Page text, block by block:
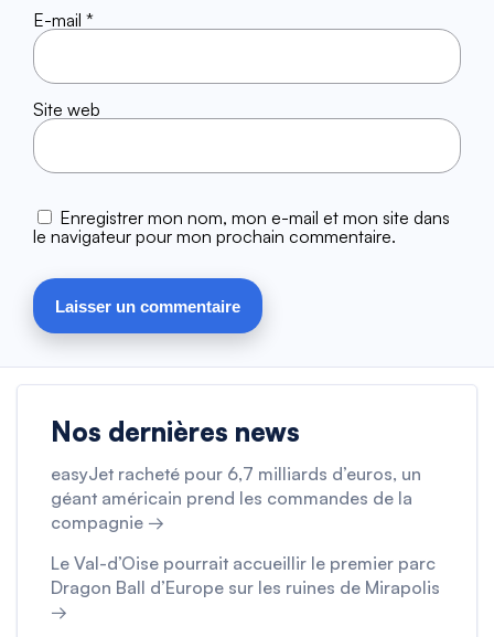
E-mail *
Site web
Enregistrer mon nom, mon e-mail et mon site dans
le navigateur pour mon prochain commentaire.
Nos dernières news
easyJet racheté pour 6,7 milliards d’euros, un
géant américain prend les commandes de la
compagnie →
Le Val-d’Oise pourrait accueillir le premier parc
Dragon Ball d’Europe sur les ruines de Mirapolis
→